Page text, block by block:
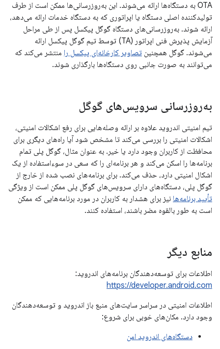
OTA به دستگاه‌ها ارائه می‌شوند. این به‌روزرسانی‌ها ممکن است از طرف
تولیدکننده اصلی دستگاه یا اپراتوری که به دستگاه خدمات ارائه می‌دهد،
ارائه شوند. به‌روزرسانی‌های دستگاه گوگل پیکسل پس از طی مراحل
آزمایش پذیرش فنی اپراتور (TA) توسط تیم گوگل پیکسل ارائه
می‌شوند. گوگل همچنین تصاویر کارخانه‌ای پیکسل را منتشر می‌کند که
می‌توانند به صورت جانبی روی دستگاه‌ها بارگذاری شوند.
به‌روزرسانی سرویس‌های گوگل
تیم امنیتی اندروید علاوه بر ارائه وصله‌هایی برای رفع اشکالات امنیتی،
اشکالات امنیتی را بررسی می‌کند تا مشخص شود آیا راه‌های دیگری برای
محافظت از کاربران وجود دارد یا خیر. به عنوان مثال، گوگل پلی تمام
برنامه‌ها را اسکن می‌کند و هر برنامه‌ای را که سعی در سوءاستفاده از یک
اشکال امنیتی دارد، حذف می‌کند. برای برنامه‌های نصب شده از خارج از
گوگل پلی، دستگاه‌های دارای سرویس‌های گوگل پلی ممکن است از ویژگی
تأیید برنامه‌ها نیز برای هشدار به کاربران در مورد برنامه‌هایی که ممکن
است به طور بالقوه مضر باشند، استفاده کنند.
منابع دیگر
اطلاعات برای توسعه‌دهندگان برنامه‌های اندروید:
https://developer.android.com
اطلاعات امنیتی در سراسر سایت‌های منبع باز اندروید و توسعه‌دهندگان
وجود دارد. مکان‌های خوبی برای شروع:
دستگاه‌های اندروید امن